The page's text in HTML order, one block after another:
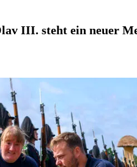
III. steht ein neuer